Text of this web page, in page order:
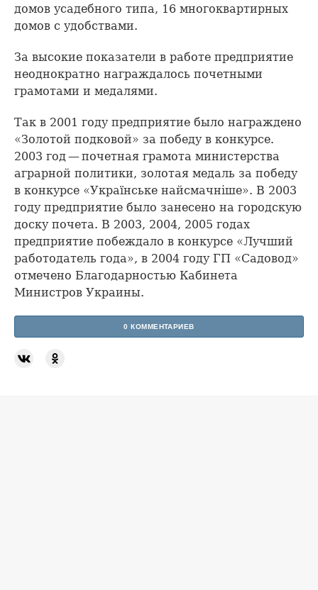
домов усадебного типа, 16 многоквартирных
домов с удобствами.
За высокие показатели в работе предприятие
неоднократно награждалось почетными
грамотами и медалями.
Так в 2001 году предприятие было награждено
«Золотой подковой» за победу в конкурсе.
2003 год — почетная грамота министерства
аграрной политики, золотая медаль за победу
в конкурсе «Українське найсмачніше». В 2003
году предприятие было занесено на городскую
доску почета. В 2003, 2004, 2005 годах
предприятие побеждало в конкурсе «Лучший
работодатель года», в 2004 году ГП «Садовод»
отмечено Благодарностью Кабинета
Министров Украины.
0 КОММЕНТАРИЕВ